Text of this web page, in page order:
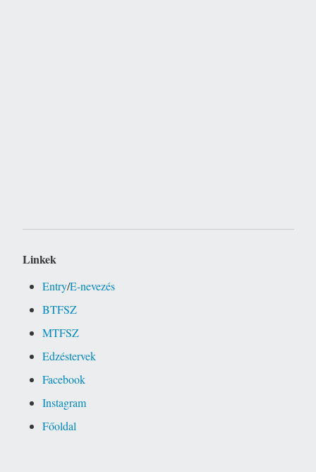
Linkek
Entry/E-nevezés
BTFSZ
MTFSZ
Edzéstervek
Facebook
Instagram
Főoldal